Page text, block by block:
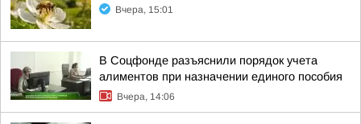
Вчера, 15:01
В Соцфонде разъяснили порядок учета
алиментов при назначении единого пособия
Вчера, 14:06